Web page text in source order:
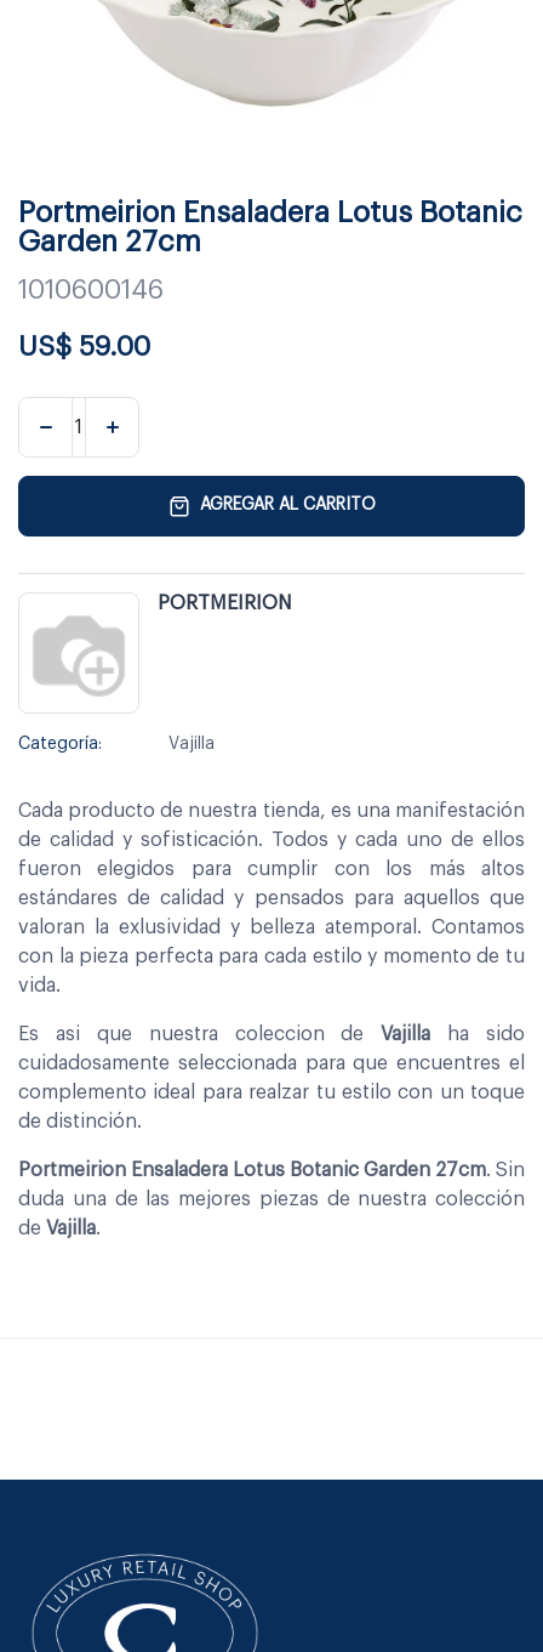
Portmeirion Ensaladera Lotus Botanic
Garden 27cm
1010600146
US$ 59.00
AGREGAR AL CARRITO
PORTMEIRION
Categoría: Vajilla
Cada producto de nuestra tienda, es una manifestación
de calidad y sofisticación. Todos y cada uno de ellos
fueron elegidos para cumplir con los más altos
estándares de calidad y pensados para aquellos que
valoran la exlusividad y belleza atemporal. Contamos
con la pieza perfecta para cada estilo y momento de tu
vida.
Es asi que nuestra coleccion deVajilla ha sido
cuidadosamente seleccionada para que encuentres el
complemento ideal para realzar tu estilo con un toque
de distinción.
Portmeirion Ensaladera Lotus Botanic Garden 27cm. Sin
duda una de las mejores piezas de nuestra colección
de Vajilla.